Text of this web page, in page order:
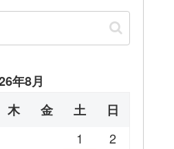
年8月
木 金 土
日
1
2